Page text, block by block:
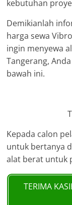
kebutuhan
Demikianlah
harga sewa
ingin menyewa
Tangerang,
bawah ini.
Kepada calon
untuk bertanya
alat berat untuk
TERIMA